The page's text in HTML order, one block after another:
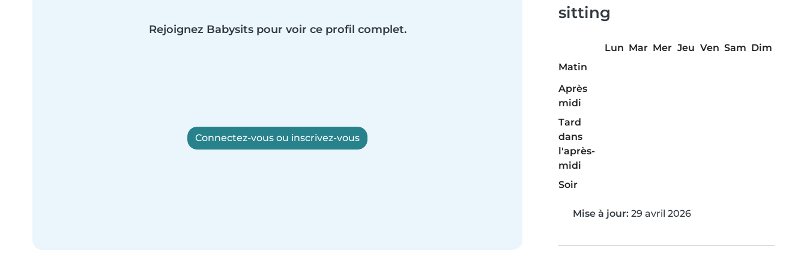
Rejoignez Babysits pour voir ce profil complet.
Connectez-vous ou inscrivez-vous
sitting
Lun Mar Mer Jeu Ven Sam Dim
Matin
Après
midi
Tard
dans
l'après-
midi
Soir
Mise à jour: 29 avril 2026